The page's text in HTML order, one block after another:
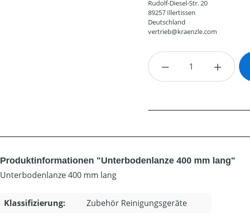
Rudolf-Diesel-Str. 20
89257 Illertissen
Deutschland
vertrieb@kraenzle.com
Produkt Anzahl:
Produktinformationen "Unterbodenlanze 400 mm lang"
Unterbodenlanze 400 mm lang
Klassifizierung: Zubehör Reinigungsgeräte